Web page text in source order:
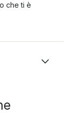
che ti è